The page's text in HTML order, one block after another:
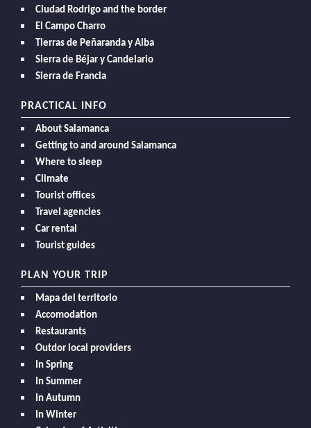
Ciudad Rodrigo and the border
El Campo Charro
Tierras de Peñaranda y Alba
Sierra de Béjar y Candelario
Sierra de Francia
PRACTICAL INFO
About Salamanca
Getting to and around Salamanca
Where to sleep
Climate
Tourist offices
Travel agencies
Car rental
Tourist guides
PLAN YOUR TRIP
Mapa del territorio
Accomodation
Restaurants
Outdor local providers
In Spring
In Summer
In Autumn
In Winter